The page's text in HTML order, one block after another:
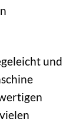
und